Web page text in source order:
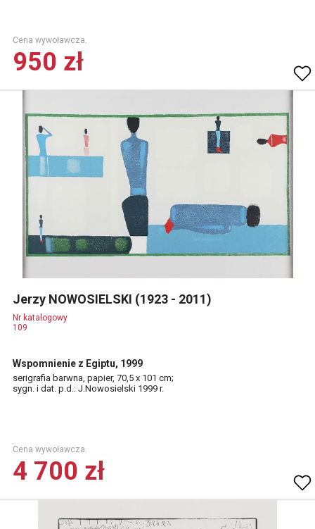
Cena wywoławcza.
950 zł
Jerzy NOWOSIELSKI (1923 - 2011)
Nr katalogowy
109
Wspomnienie z Egiptu, 1999
serigrafia barwna, papier, 70,5 x 101 cm;
sygn. i dat. p.d.: J.Nowosielski 1999 r.
Cena wywoławcza.
4 700 zł